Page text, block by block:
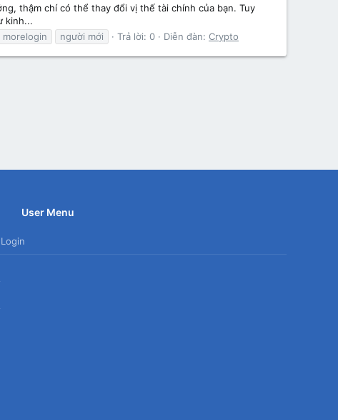
thậm chí có thể thay đổi vị thế tài chính của bạn. Tuy
kinh...
morelogin người mới Trả lời: 0 Diễn đàn: Crypto
User Menu
Login